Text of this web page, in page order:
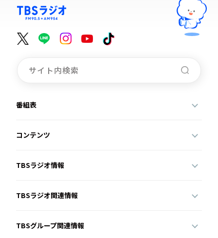
番組表
コンテンツ
TBSラジオ情報
TBSラジオ関連情報
TBSグループ関連情報